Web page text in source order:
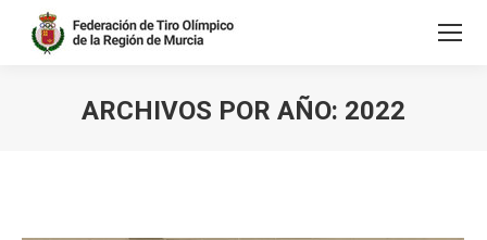
ARCHIVOS POR AÑO: 2022